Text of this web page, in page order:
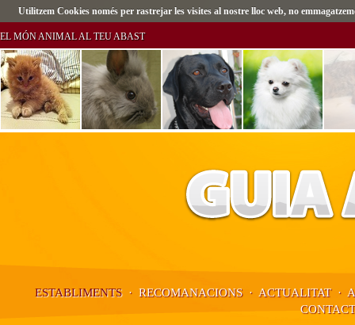
Utilitzem Cookies només per rastrejar les visites al nostre lloc web, no
EL MÓN ANIMAL AL TEU ABAST
ESTABLIMENTS· RECOMANACIONS· ACTUALITAT·